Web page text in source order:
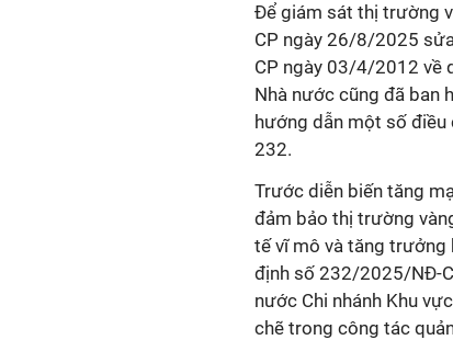
Để giám sát thị trường
CP ngày 26/8/2025
CP ngày 03/4/2012 về
Nhà nước cũng đã ban
hướng dẫn một số
232.
Trước diễn biến tăng
đảm bảo thị trường
tế vĩ mô và tăng trưởng
định số 232/2025/NĐ-
nước Chi nhánh Khu
chẽ trong công tác